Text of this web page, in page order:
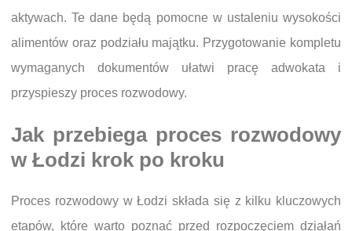
aktywach. Te dane będą pomocne w ustaleniu wysokości
alimentów oraz podziału majątku. Przygotowanie kompletu
wymaganych dokumentów ułatwi pracę adwokata i
przyspieszy proces rozwodowy.
Jak przebiega proces rozwodowy
w Łodzi krok po kroku
Proces rozwodowy w Łodzi składa się z kilku kluczowych
etapów, które warto poznać przed rozpoczęciem działań